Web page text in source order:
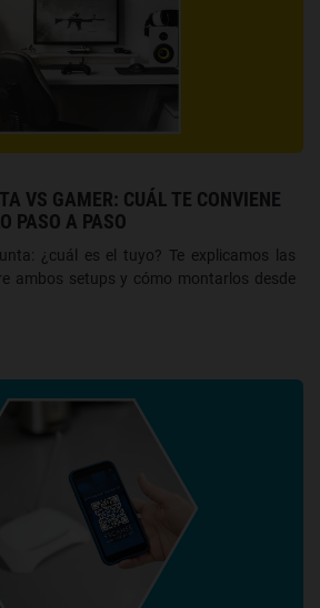
VS GAMER: CUÁL TE CONVIENE
PASO A PASO
¿cuál es el tuyo? Te explicamos las
ambos setups y cómo montarlos desde